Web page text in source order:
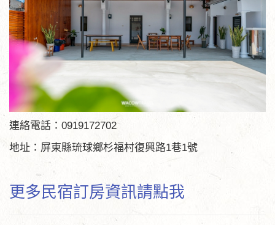
連絡電話：0919172702
地址：屏東縣琉球鄉杉福村復興路1巷1號
更多民宿訂房資訊請點我